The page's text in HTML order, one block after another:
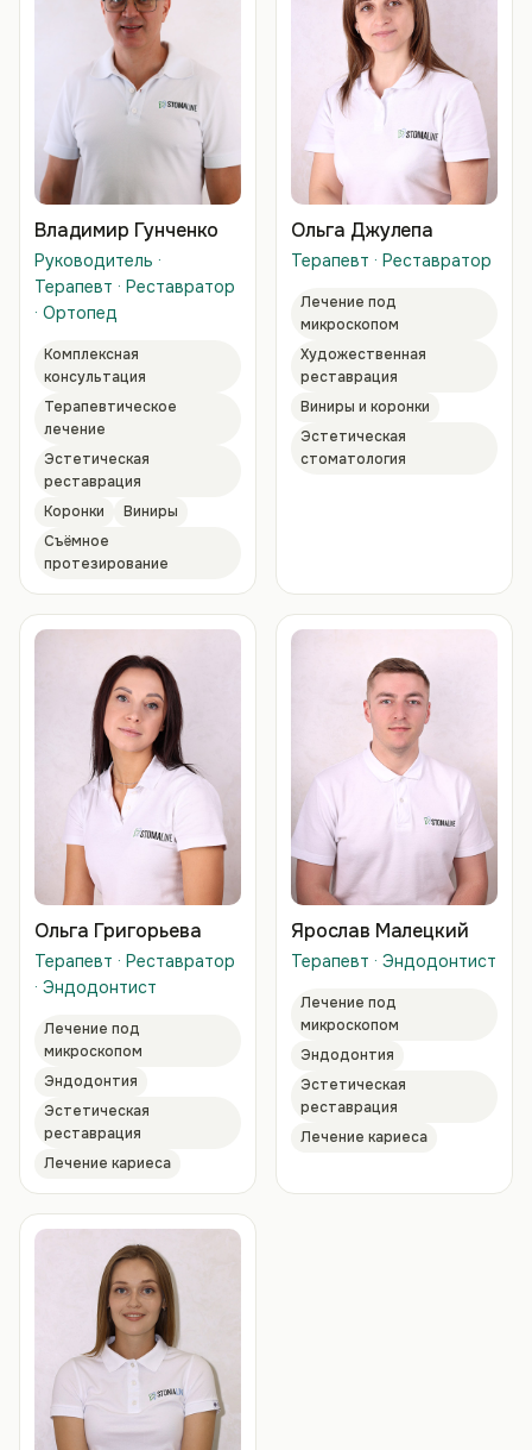
Владимир Гунченко
Руководитель ·
Терапевт · Реставратор
· Ортопед
Комплексная
консультация
Терапевтическое
лечение
Эстетическая
реставрация
Коронки
Виниры
Съёмное
протезирование
Ольга Джулепа
Терапевт · Реставратор
Лечение под
микроскопом
Художественная
реставрация
Виниры и коронки
Эстетическая
стоматология
Ольга Григорьева
Терапевт · Реставратор
· Эндодонтист
Лечение под
микроскопом
Эндодонтия
Эстетическая
реставрация
Лечение кариеса
Ярослав Малецкий
Терапевт · Эндодонтист
Лечение под
микроскопом
Эндодонтия
Эстетическая
реставрация
Лечение кариеса